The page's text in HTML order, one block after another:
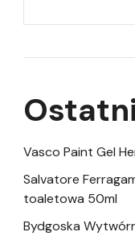
Vasco Paint Gel
Salvatore
toaletowa 50ml
Bydgoska